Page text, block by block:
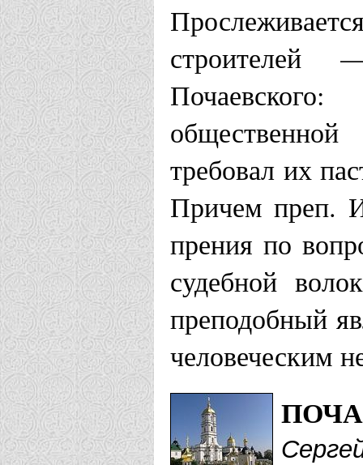
требовал их
Причем преп.
прения по
судебной
преподобный
человеческим